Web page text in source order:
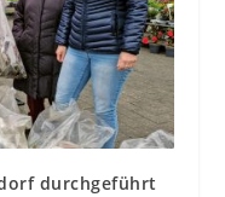
durchgeführt